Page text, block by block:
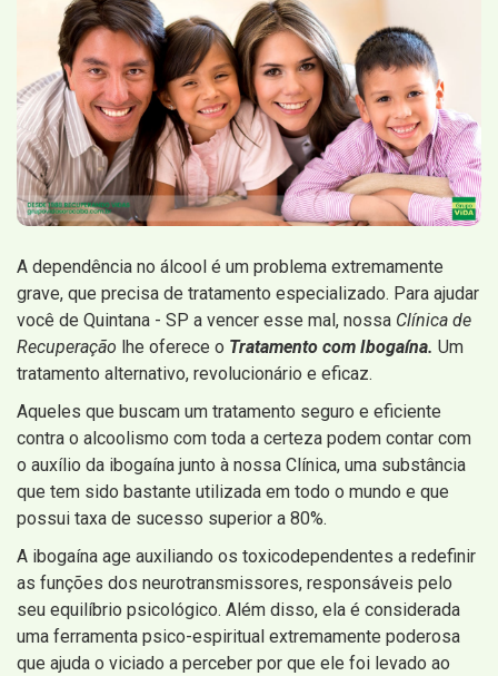
A dependência no álcool é um problema extremamente
grave, que precisa de tratamento especializado. Para ajudar
você de Quintana - SP a vencer esse mal, nossa Clínica de
Recuperação lhe oferece o Tratamento com Ibogaína. Um
tratamento alternativo, revolucionário e eficaz.
Aqueles que buscam um tratamento seguro e eficiente
contra o alcoolismo com toda a certeza podem contar com
o auxílio da ibogaína junto à nossa Clínica, uma substância
que tem sido bastante utilizada em todo o mundo e que
possui taxa de sucesso superior a 80%.
A ibogaína age auxiliando os toxicodependentes a redefinir
as funções dos neurotransmissores, responsáveis pelo
seu equilíbrio psicológico. Além disso, ela é considerada
uma ferramenta psico-espiritual extremamente poderosa
que ajuda o viciado a perceber por que ele foi levado ao